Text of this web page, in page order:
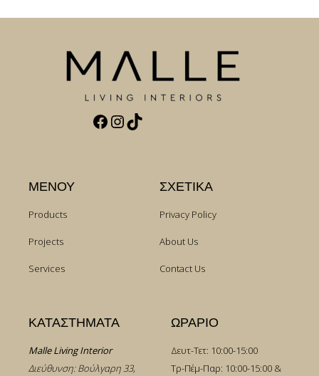
Facebook
Instagram
TikTok
ΜΕΝΟΥ
Products
Projects
Services
ΣΧΕΤΙΚΑ
Privacy Policy
About Us
Contact Us
ΚΑΤΑΣΤΗΜΑΤΑ
Malle Living Interior
Διεύθυνση: Βούλγαρη 33,
ΩΡΑΡΙΟ
Δευτ-Τετ: 10:00-15:00
Τρ-Πέμ-Παρ: 10:00-15:00 &